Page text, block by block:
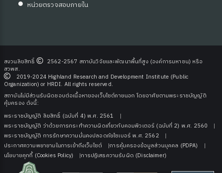
หน่วยตรวจสอบภายใน
สงวนลิขสิทธิ์
2562-2567 สถาบันวิจัยและพัฒนาพื้นที่สูง (องค์การมหาชน) หรือ
สวพส.
2019-2024 Highland Research and Development Institute (Public
Organization) or HRDI. All rights reserved.
สถาบันไม่มีส่วนรับผิดชอบต่อเนื้อหาของเว็บไซต์ภายนอก โดยอาศัยตามพระราชบัญญัติ
คุ้มครอง ดังนี้:
พระราชบัญญัติ ลิขสิทธิ์ (ฉบับที่ 4) พ.ศ. 2561
พระราชบัญญัติ ว่าด้วยการกระทําความผิดเกี่ยวกับคอมพิวเตอร์ (ฉบับที่ 2) พ.ศ. 2560
พระราชบัญญัติ การรักษาความมั่นคงปลอดภัยไซเบอร์ พ.ศ. 2562
ประกาศความพยายามในการเข้าถึงเว็บไซต์
การคุ้มครองข้อมูลส่วนบุคคล (PDPA)
นโยบายคุกกี้ (Cookies Policy)
การปฏิเสธความรับผิด (Disclaimer)